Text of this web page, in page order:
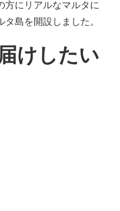
方にリアルなマルタに
島を開設しました。
けしたい